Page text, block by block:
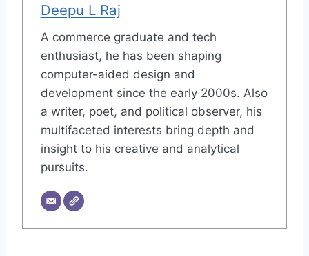
Deepu L Raj
A commerce graduate and tech
enthusiast, he has been shaping
computer-aided design and
development since the early 2000s. Also
a writer, poet, and political observer, his
multifaceted interests bring depth and
insight to his creative and analytical
pursuits.